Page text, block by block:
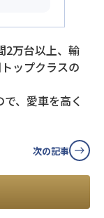
2万台以上、輸
ップクラスの
、愛車を高く
次の記事